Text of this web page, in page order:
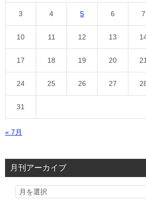
3 4 5 6 7
10 11 12 13
17 18 19 20 21
24 25 26 27
31
« 7月
月刊アーカイブ